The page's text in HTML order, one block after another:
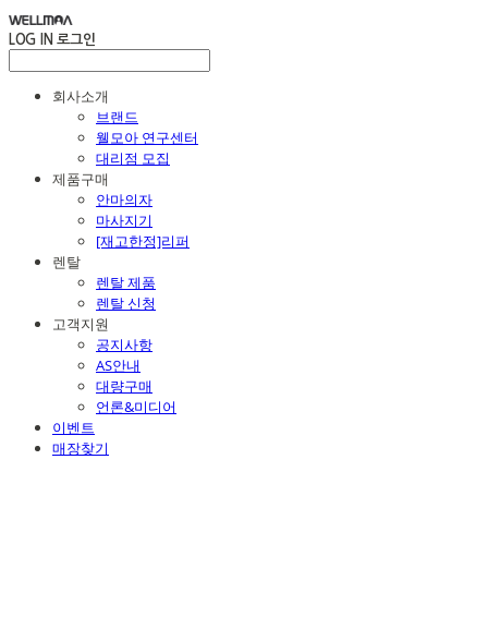
LOG IN 로그인
회사소개
브랜드
웰모아 연구센터
대리점 모집
제품구매
안마의자
마사지기
[재고한정]리퍼
렌탈
렌탈 제품
렌탈 신청
고객지원
공지사항
AS안내
대량구매
언론&미디어
이벤트
매장찾기